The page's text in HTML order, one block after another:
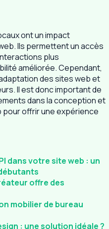
ont un impact
Ils permettent un accès
plus
améliorée. Cependant,
des sites web et
Il est donc important de
dans la conception et
offrir une expérience
dans votre site web : un
offre des
mobilier de bureau
: une solution idéale ?